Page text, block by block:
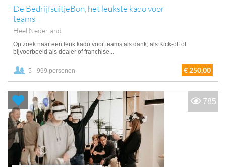
De BedrijfsuitjeBon, het leukste kado voor
teams
Heel Nederland
Op zoek naar een leuk kado voor teams als dank, als Kick-off of
bijvoorbeeld als dealer of franchise...
5 - 999 personen € 250,00
785